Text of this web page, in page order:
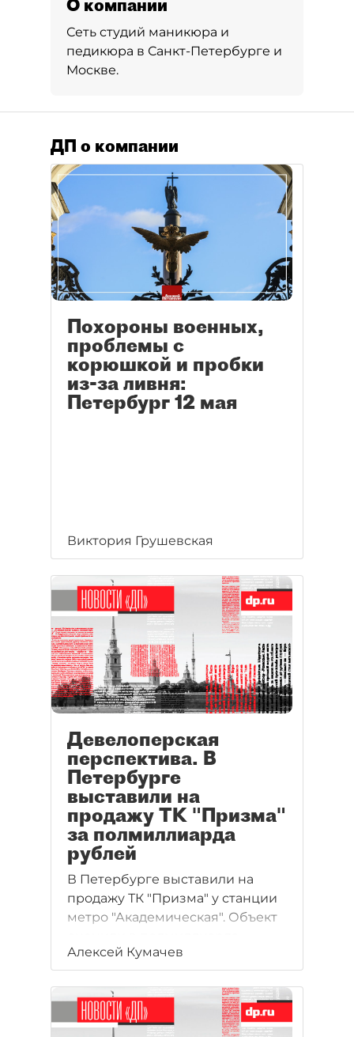
О компании
Сеть студий маникюра и
педикюра в Санкт-Петербурге и
Москве.
ДП о компании
Похороны военных,
проблемы с
корюшкой и пробки
из-за ливня:
Петербург 12 мая
Виктория Грушевская
Девелоперская
перспектива. В
Петербурге
выставили на
продажу ТК "Призма"
за полмиллиарда
рублей
В Петербурге выставили на
продажу ТК "Призма" у станции
метро "Академическая". Объект
рублей. Реализацией
имущества занимается
холдинговая компания "Юнион
инвест". Эксперты говорят, что
здание и земельный участок в
Алексей Кумачев